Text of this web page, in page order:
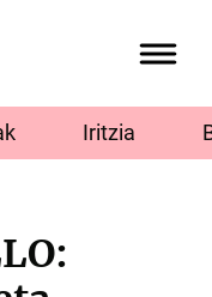
Iritzia